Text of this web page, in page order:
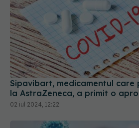
Sipavibart, medicamentul care
la AstraZeneca, a primit o
02 iul 2024, 12:22